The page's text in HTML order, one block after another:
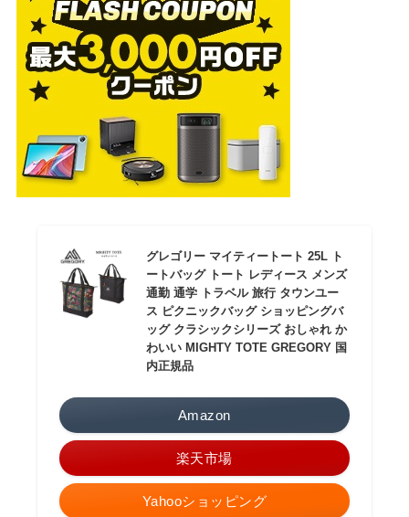
グレゴリー マイティートート 25L ト
ートバッグ トート レディース メンズ
通勤 通学 トラベル 旅行 タウンユー
ス ピクニックバッグ ショッピングバ
ッグ クラシックシリーズ おしゃれ か
わいい MIGHTY TOTE GREGORY 国
内正規品
Amazon
楽天市場
Yahooショッピング